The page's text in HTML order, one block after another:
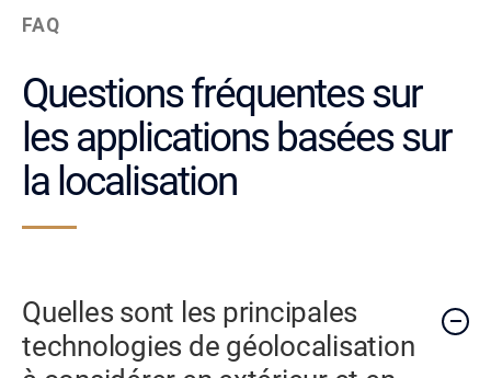
FAQ
Questions fréquentes sur
les applications basées sur
la localisation
Quelles sont les principales
technologies de géolocalisation